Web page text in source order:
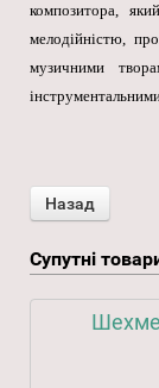
композитора,
мелодійністю,
музичними
Супутні